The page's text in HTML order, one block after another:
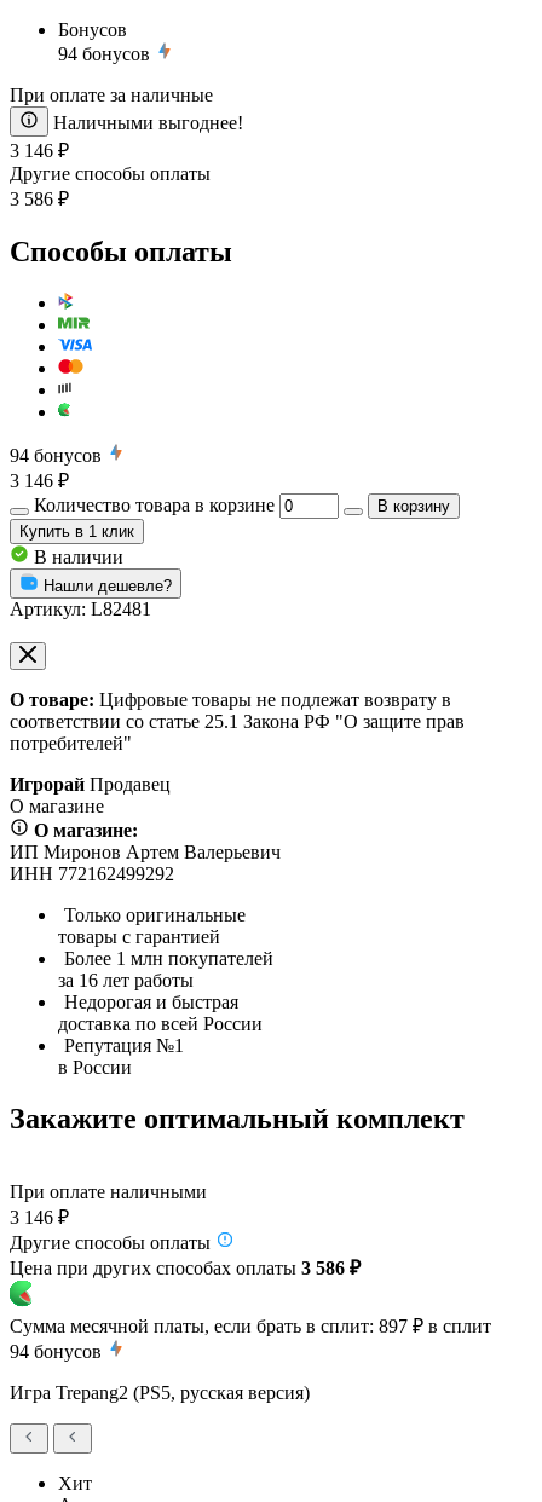
Бонусов
94 бонусов
При оплате за наличные
Наличными выгоднее!
3 146 ₽
Другие способы оплаты
3 586 ₽
Способы оплаты
94 бонусов
3 146 ₽
Количество товара в корзине
В корзину
Купить в 1 клик
В наличии
Нашли дешевле?
Артикул: L82481
О товаре: Цифровые товары не подлежат возврату в
соответствии со статье 25.1 Закона РФ "О защите прав
потребителей"
Игрорай Продавец
О магазине
О магазине:
ИП Миронов Артем Валерьевич
ИНН 772162499292
Только оригинальные
товары с гарантией
Более 1 млн покупателей
за 16 лет работы
Недорогая и быстрая
доставка по всей России
Репутация №1
в России
Закажите оптимальный комплект
При оплате наличными
3 146 ₽
Другие способы оплаты
Цена при других способах оплаты 3 586 ₽
Сумма месячной платы, если брать в сплит: 897 ₽ в сплит
94 бонусов
Игра Trepang2 (PS5, русская версия)
Хит